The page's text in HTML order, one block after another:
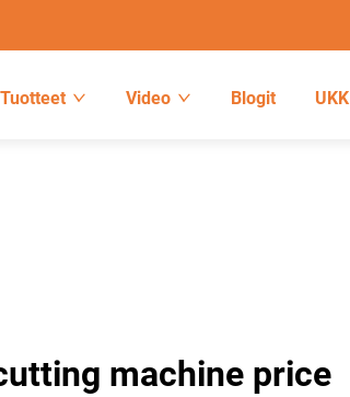
Tuotteet Video Blogit UKK
machine price